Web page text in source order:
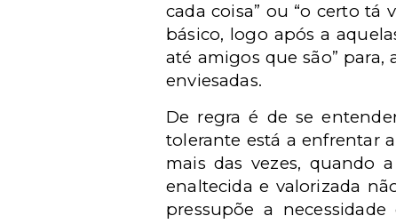
cada coisa” ou “o certo tá
básico, logo após a
até amigos que são”
enviesadas.
De regra é de se
tolerante está a enfrentar
mais das vezes, quando
enaltecida e valorizada
pressupõe a